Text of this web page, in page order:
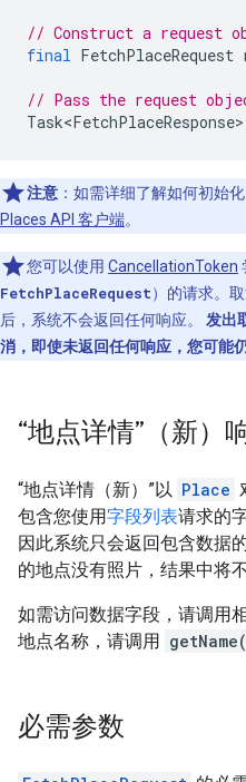
// Construct a request
final FetchPlaceRequest
// Pass the request
Task<FetchPlaceResponse>
注意 ：如需详细了解如何初始化
Places API 客户端。
您可以使用 CancellationToken
FetchPlaceRequest）的请求。
后，系统不会返回任何响应。 发出
消，即使未返回任何响应，您可能
“地点详情”（新）
“地点详情（新）”以 Place
包含您使用字段列表请求的
因此系统只会返回包含数据
的地点没有照片，结果中将
如需访问数据字段，请调用
地点名称，请调用
必需参数